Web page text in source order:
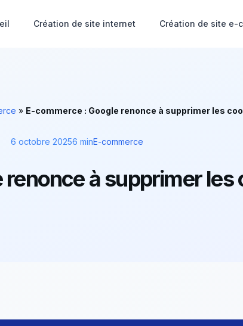
Création de site internet Création de site e-
» E-commerce : Google renonce à supprimer les
6 octobre 20256 minE-commerce
à supprimer les